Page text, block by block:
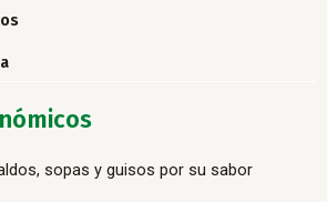
sopas y guisos por su sabor